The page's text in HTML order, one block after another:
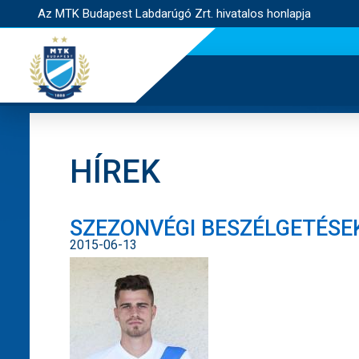
Az MTK Budapest Labdarúgó Zrt. hivatalos honlapja
HÍREK
SZEZONVÉGI
2015-06-13